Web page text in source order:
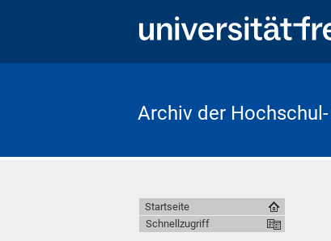
Archiv der
Startseite
Schnellzugriff